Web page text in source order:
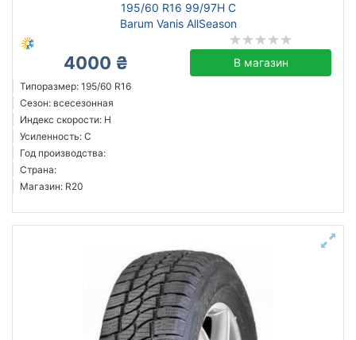
195/60 R16 99/97H C
Barum Vanis AllSeason
4000 ₴ В магазин
Типоразмер: 195/60 R16
Сезон: всесезонная
Индекс скорости: H
Усиленность: C
Год производства:
Страна:
Магазин: R20